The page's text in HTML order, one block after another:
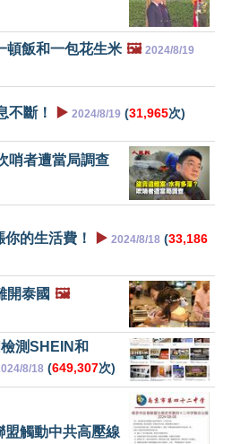
頓飯和一包花生米 🖼️ 2024/8/19
不斷！ ▶️ 2024/8/19 (31,965次)
哨者遭當局調查
的生活費！ ▶️ 2024/8/18 (33,186
開泰國 🖼️
測SHEIN和
8/18 (649,307次)
盟觸動中共高壓線